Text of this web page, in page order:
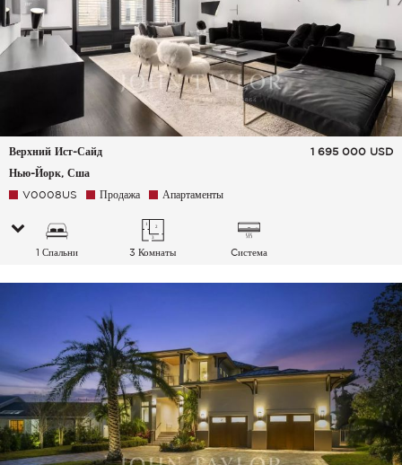
Верхний Ист-Сайд
Нью-Йорк, Сша
1 695 000 USD
V0008US Продажа Апартаменты
1 Спальни 3 Комнаты
Cистема